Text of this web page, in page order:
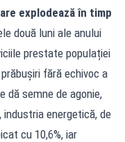
explodează în timp
două luni ale anului
prestate populației
fără echivoc a
dă semne de agonie,
industria energetică, de
cu 10,6%, iar